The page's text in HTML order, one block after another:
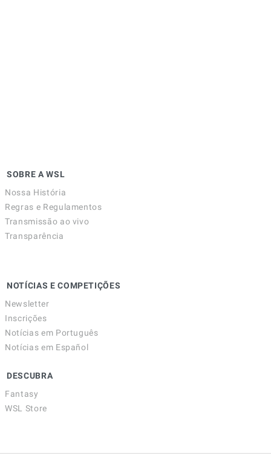
SOBRE A WSL
Nossa História
Regras e Regulamentos
Transmissão ao vivo
Transparência
NOTÍCIAS E COMPETIÇÕES
Newsletter
Inscrições
Notícias em Português
Notícias em Español
DESCUBRA
Fantasy
WSL Store